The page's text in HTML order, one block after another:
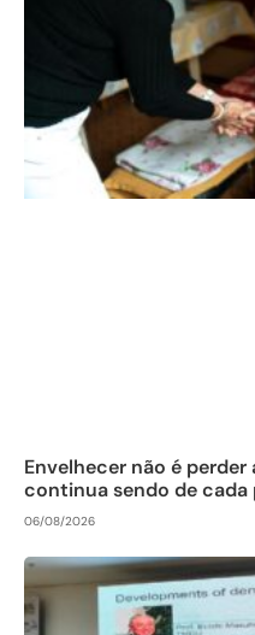
Envelhecer não é
continua sendo de cada
06/08/2026